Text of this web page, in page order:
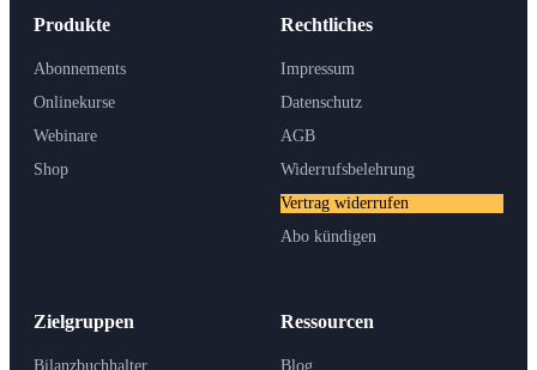
Produkte
Abonnements
Onlinekurse
Webinare
Shop
Zielgruppen
Bilanzbuchhalter
Ressourcen
Blog
Rechtliches
Impressum
Datenschutz
AGB
Widerrufsbelehrung
Vertrag widerrufen
Abo kündigen